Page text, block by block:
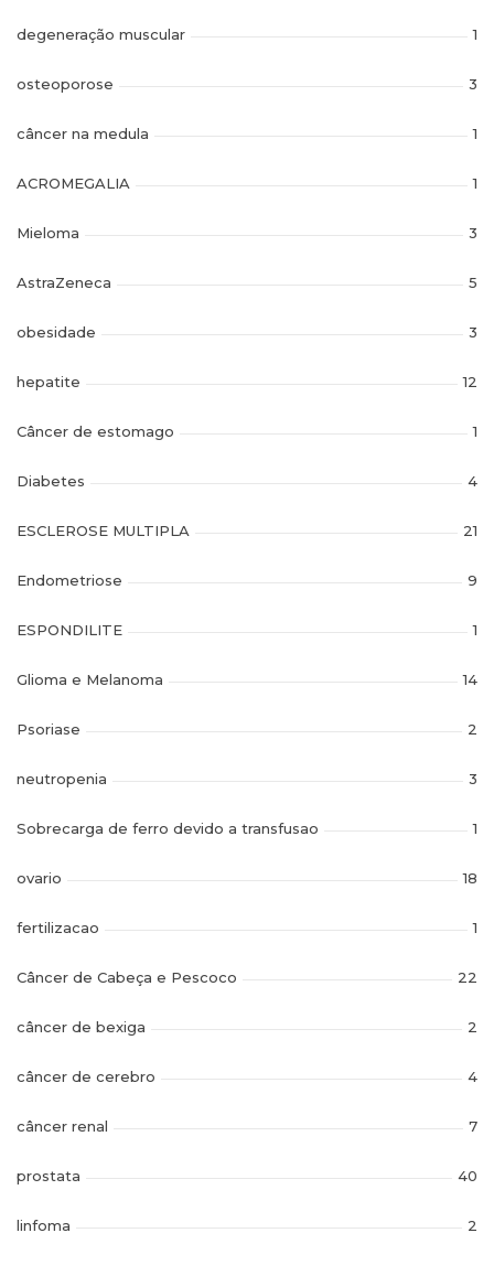
degeneração muscular 1
osteoporose 3
câncer na medula 1
ACROMEGALIA 1
Mieloma 3
AstraZeneca 5
obesidade 3
hepatite 12
Câncer de estomago 1
Diabetes 4
ESCLEROSE MULTIPLA 21
Endometriose 9
ESPONDILITE 1
Glioma e Melanoma 14
Psoriase 2
neutropenia 3
Sobrecarga de ferro devido a transfusao 1
ovario 18
fertilizacao 1
Câncer de Cabeça e Pescoco 22
câncer de bexiga 2
câncer de cerebro 4
câncer renal 7
prostata 40
linfoma 2